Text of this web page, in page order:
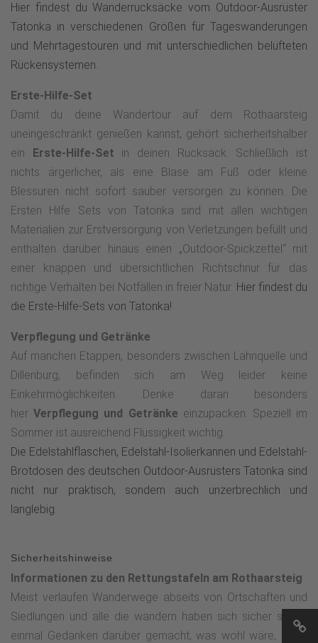
Hier findest du Wanderrucksäcke vom Outdoor-Ausrüster
Tatonka in verschiedenen Größen für Tageswanderungen
und Mehrtagestouren und mit unterschiedlichen belüfteten
Rückensystemen.
Erste-Hilfe-Set
Damit du deine Wandertour auf dem Rothaarsteig
uneingeschränkt genießen kannst, gehört sicherheitshalber
ein Erste-Hilfe-Set in deinen Rucksack. Schließlich ist
nichts ärgerlicher, als eine Blase am Fuß oder kleine
Blessuren nicht sofort sauber versorgen zu können. Die
Ersten Hilfe Sets von Tatonka sind mit allen wichtigen
Materialien zur Erstversorgung von Verletzungen befüllt und
enthalten darüber hinaus einen „Outdoor-Spickzettel“ mit
einer knappen und übersichtlichen Richtschnur für das
richtige Verhalten bei Notfällen in freier Natur. Hier findest du
die Erste-Hilfe-Sets von Tatonka!
Verpflegung und Getränke
Auf manchen Etappen, besonders zwischen Lahnquelle und
Dillenburg, befinden sich am Weg leider keine
Einkehrmöglichkeiten. Denke daran besonders
hierVerpflegung und Getränke einzupacken. Speziell im
Sommer ist ausreichend Flüssigkeit wichtig.
Die Edelstahlflaschen, Edelstahl-Isolierkannen und Edelstahl-
Brotdosen des deutschen Outdoor-Ausrüsters Tatonka sind
nicht nur praktisch, sondern auch unzerbrechlich und
langlebig.
Sicherheitshinweise
Informationen zu den Rettungstafeln am Rothaarsteig
Meist verlaufen Wanderwege abseits von Ortschaften und
Siedlungen und alle die wandern haben sich sicher schon
einmal Gedanken darüber gemacht, was wohl wäre, wenn